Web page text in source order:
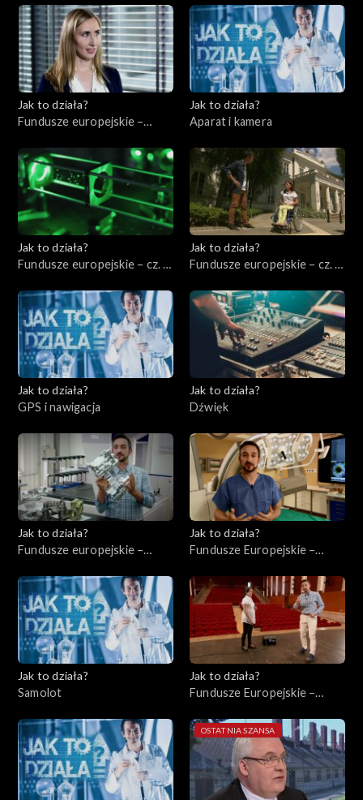
Jak to działa?
Fundusze europejskie –
elektryczną
Jak to działa?
Aparat i kamera
Jak to działa?
Fundusze europejskie – cz. 3,
Jak to działa?
Fundusze europejskie – cz. 4,
Jak to działa?
GPS i nawigacja
Jak to działa?
Dźwięk
Jak to działa?
Fundusze europejskie –
przedsiębiorstw
Jak to działa?
Fundusze Europejskie –
Jak to działa?
Samolot
Jak to działa?
Fundusze Europejskie –
OSTATNIA SZANSA